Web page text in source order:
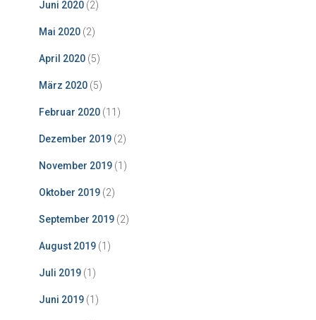
Juni 2020 (2)
Mai 2020 (2)
April 2020 (5)
März 2020 (5)
Februar 2020 (11)
Dezember 2019 (2)
November 2019 (1)
Oktober 2019 (2)
September 2019 (2)
August 2019 (1)
Juli 2019 (1)
Juni 2019 (1)